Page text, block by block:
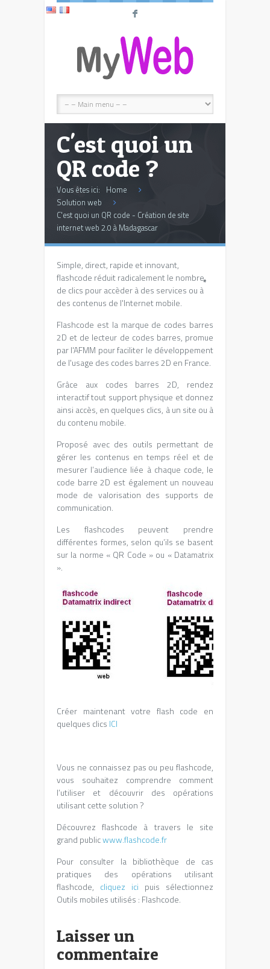
F
C'est quoi un
QR code ?
Vous êtes ici: Home
Solution web
C'est quoi un QR code - Création de site
internet web 2.0 à Madagascar
Simple, direct, rapide et innovant,
flashcode réduit radicalement le nombre
de clics pour accèder à des services ou à
des contenus de l'Internet mobile.
Flashcode est la marque de codes barres
2D et de lecteur de codes barres, promue
par l'AFMM pour faciliter le développement
de l'usage des codes barres 2D en France.
Grâce aux codes barres 2D, rendez
interactif tout support physique et donnez
ainsi accès, en quelques clics, à un site ou à
du contenu mobile.
Proposé avec des outils permettant de
gérer les contenus en temps réel et de
mesurer l’audience liée à chaque code, le
code barre 2D est également un nouveau
mode de valorisation des supports de
communication.
Les flashcodes peuvent prendre
différentes formes, selon qu’ils se basent
sur la norme « QR Code » ou « Datamatrix
».
Créer maintenant votre flash code en
quelques clics ICI
Vous ne connaissez pas ou peu flashcode,
vous souhaitez comprendre comment
l’utiliser et découvrir des opérations
utilisant cette solution ?
Découvrez flashcode à travers le site
grand publicwww.flashcode.fr
Pour consulter la bibliothèque de cas
pratiques des opérations utilisant
flashcode, cliquez ici puis sélectionnez
Outils mobiles utilisés : Flashcode.
Laisser un
commentaire
*